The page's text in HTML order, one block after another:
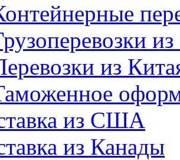
из
из США
из Канады